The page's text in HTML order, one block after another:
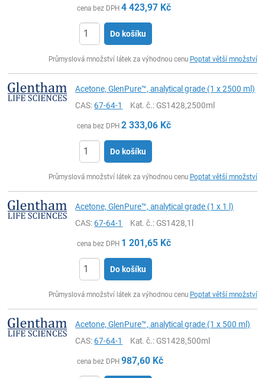
cena bez DPH 4 423,97 Kč
Do košíku
Průmyslová množství látek za výhodnou cenu Poptat větší množství
Acetone, GlenPure™, analytical grade (1 x 2500 ml)
CAS:67-64-1 Kat. č.: GS1428,2500ml
cena bez DPH 2 333,06 Kč
Do košíku
Průmyslová množství látek za výhodnou cenu Poptat větší množství
Acetone, GlenPure™, analytical grade (1 x 1 l)
CAS:67-64-1 Kat. č.: GS1428,1l
cena bez DPH 1 201,65 Kč
Do košíku
Průmyslová množství látek za výhodnou cenu Poptat větší množství
Acetone, GlenPure™, analytical grade (1 x 500 ml)
CAS:67-64-1 Kat. č.: GS1428,500ml
cena bez DPH 987,60 Kč